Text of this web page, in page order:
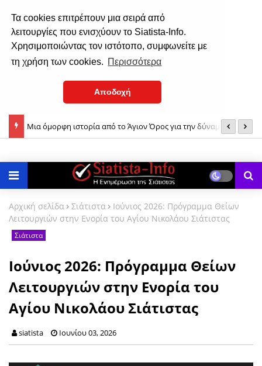
Τα cookies επιτρέπουν μια σειρά από
λειτουργίες που ενισχύουν το Siatista-Info.
Χρησιμοποιώντας τον ιστότοπο, συμφωνείτε με
τη χρήση των cookies. Περισσότερα
Αποδοχή
& Μια όμορφη ιστορία από το Άγιον Όρος για την δύναμη της
Αρχική σελίδα Σιάτιστα
Ιούνιος 2026: Πρόγραμμα Θείων
Λειτουργιών στην Ενορία του Αγίου Νικολάου Σιάτιστας
Σιάτιστα
Ιούνιος 2026: Πρόγραμμα Θείων
Λειτουργιών στην Ενορία του
Αγίου Νικολάου Σιάτιστας
siatista Ιουνίου 03, 2026